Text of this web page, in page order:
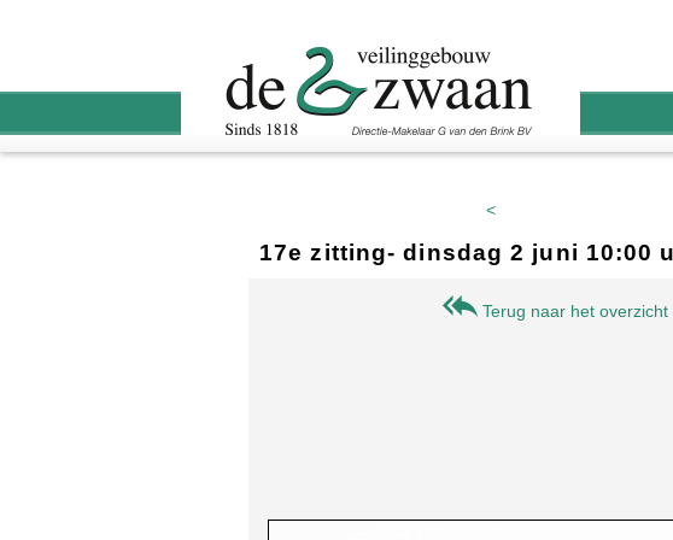
<
17e zitting- dinsdag 2 juni 10:00
Terug naar het overzicht